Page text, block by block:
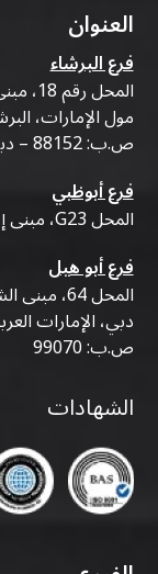
العنوان
فرع البرشاء
مول الإمارات، البرشاء
ص.ب: 88152 – دبي – الإمارات العربية المتحدة
فرع أبوظبي
المحل G23، مبنى إنرجي - مصفح - M20 - أبوظبي
فرع أبو هيل
المحل
دبي، الإمارات
ص.ب: 99070
الشهادات